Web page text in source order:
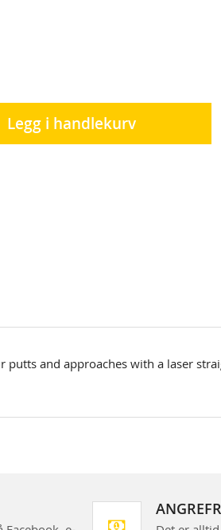
Legg i handlekurv
and approaches with a laser